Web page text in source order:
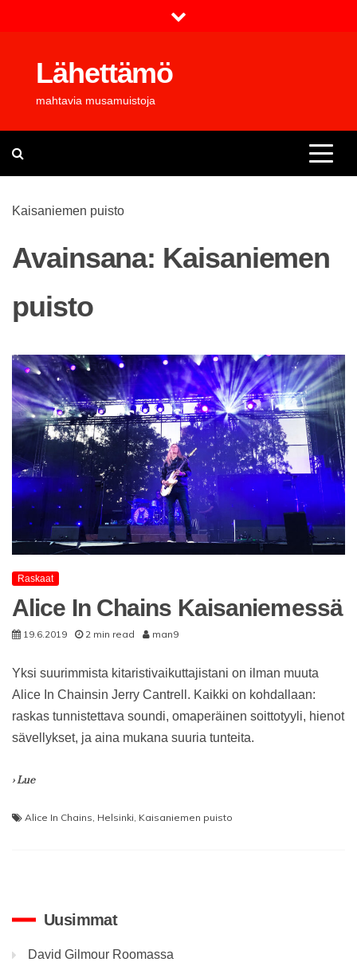
Lähettämö
mahtavia musamuistoja
Kaisaniemen puisto
Avainsana: Kaisaniemen
puisto
Raskaat
Alice In Chains Kaisaniemessä
19.6.2019 2 min read man9
Yksi suurimmista kitaristivaikuttajistani on ilman muuta
Alice In Chainsin Jerry Cantrell. Kaikki on kohdallaan:
raskas tunnistettava soundi, omaperäinen soittotyyli, hienot
sävellykset, ja aina mukana suuria tunteita.
› Lue
Alice In Chains Helsinki Kaisaniemen puisto
Uusimmat
David Gilmour Roomassa